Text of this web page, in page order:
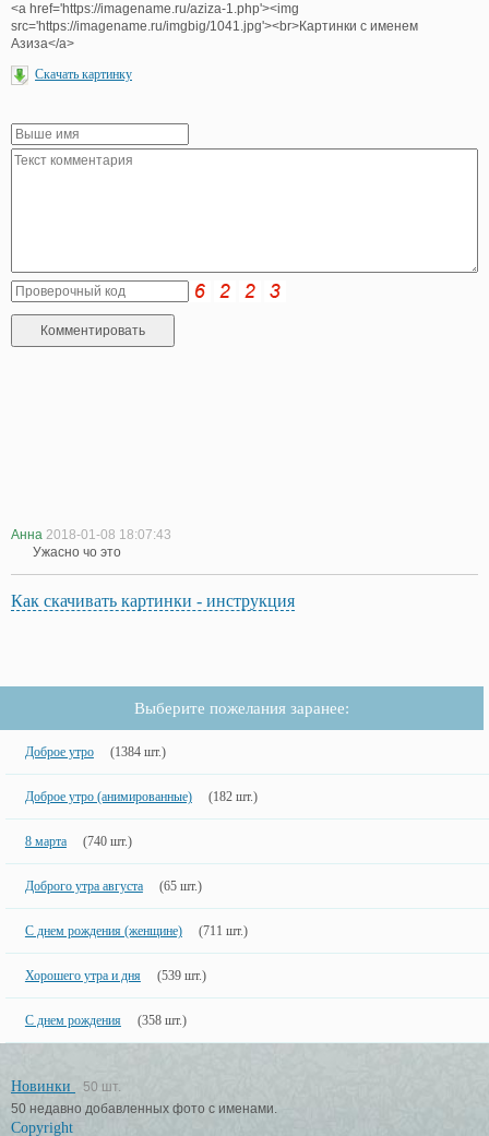
<a href='https://imagename.ru/aziza-1.php'><img
src='https://imagename.ru/imgbig/1041.jpg'><br>Картинки с именем
Азиза</a>
Скачать картинку
Анна 2018-01-08 18:07:43
Ужасно чо это
Как скачивать картинки - инструкция
Выберите пожелания заранее:
Доброе утро (1384 шт.)
Доброе утро (анимированные) (182 шт.)
8 марта (740 шт.)
Доброго утра августа (65 шт.)
С днем рождения (женщине) (711 шт.)
Хорошего утра и дня (539 шт.)
С днем рождения (358 шт.)
Новинки
50 шт.
50 недавно добавленных фото с именами.
Copyright